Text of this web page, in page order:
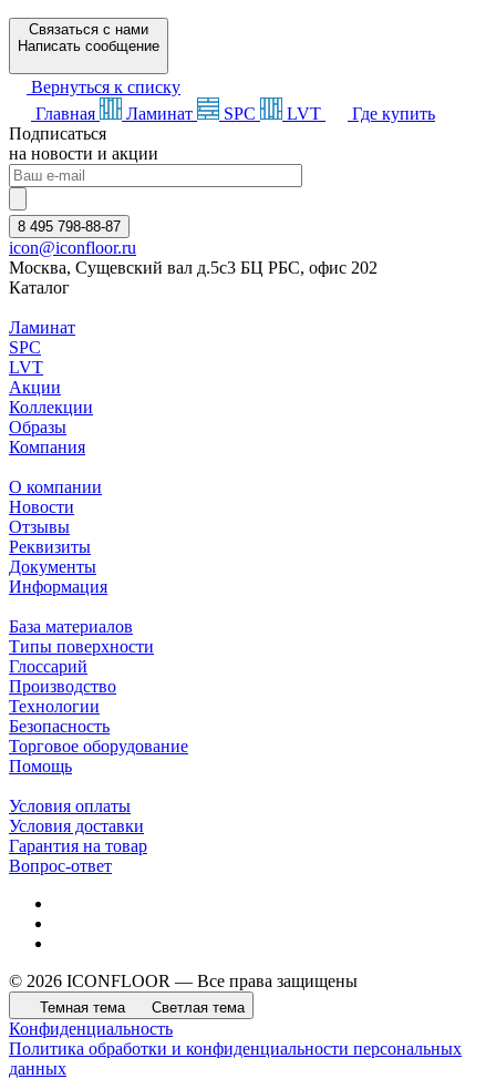
Связаться с нами
Написать сообщение
Вернуться к списку
Главная
Ламинат SPC LVT
Где купить
Подписаться
на новости и акции
8 495 798-88-87
icon@iconfloor.ru
Москва, Сущевский вал д.5с3 БЦ РБС, офис 202
Каталог
Ламинат
SPC
LVT
Акции
Коллекции
Образы
Компания
О компании
Новости
Отзывы
Реквизиты
Документы
Информация
База материалов
Типы поверхности
Глоссарий
Производство
Технологии
Безопасность
Торговое оборудование
Помощь
Условия оплаты
Условия доставки
Гарантия на товар
Вопрос-ответ
© 2026 ICONFLOOR — Все права защищены
Темная тема Светлая тема
Конфиденциальность
Политика обработки и конфиденциальности персональных
данных